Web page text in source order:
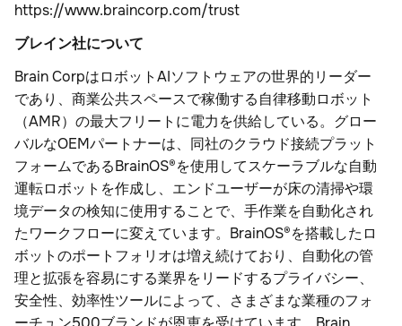
https://www.braincorp.com/trust
ブレイン社について
Brain CorpはロボットAIソフトウェアの世界的リーダー
であり、商業公共スペースで稼働する自律移動ロボット
（AMR）の最大フリートに電力を供給している。グロー
バルなOEMパートナーは、同社のクラウド接続プラット
フォームであるBrainOS®を使用してスケーラブルな自動
運転ロボットを作成し、エンドユーザーが床の清掃や環
境データの検知に使用することで、手作業を自動化され
たワークフローに変えています。BrainOS®を搭載したロ
ボットのポートフォリオは増え続けており、自動化の管
理と拡張を容易にする業界をリードするプライバシー、
安全性、効率性ツールによって、さまざまな業種のフォ